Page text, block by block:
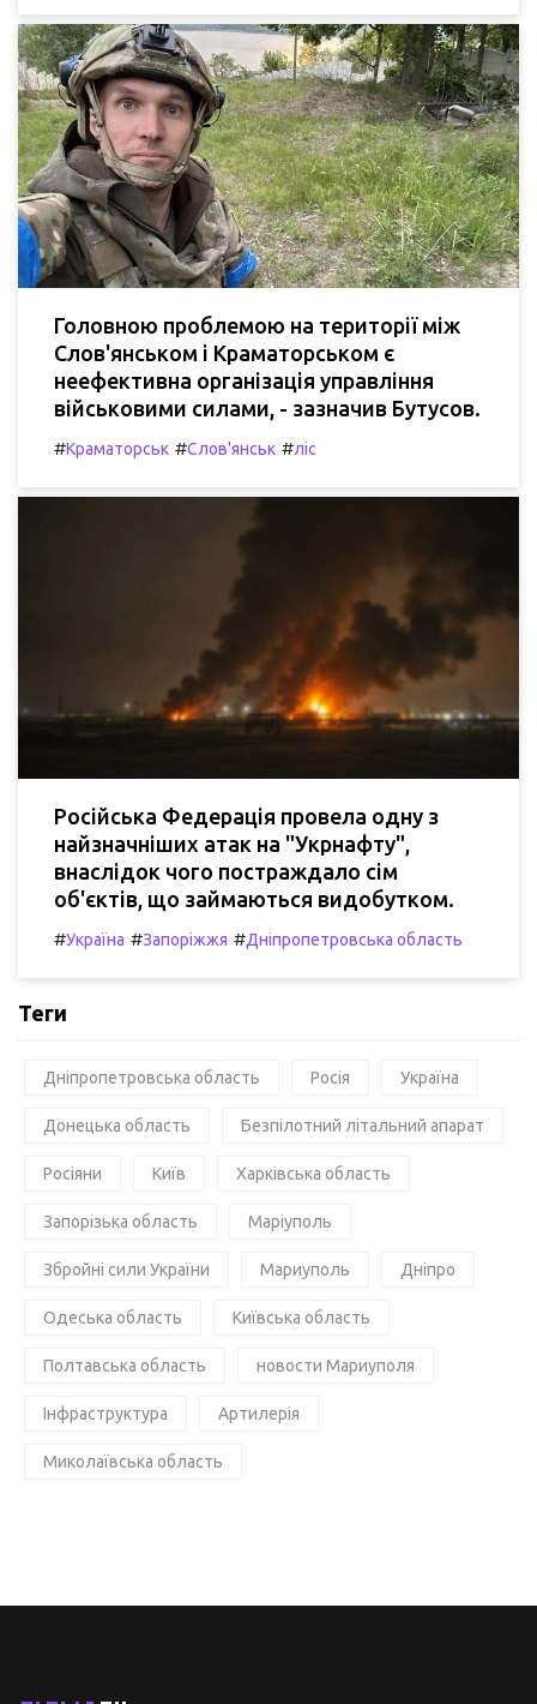
Головною проблемою на території між
Слов'янськом і Краматорськом є
неефективна організація управління
військовими силами, - зазначив Бутусов.
#Краматорськ #Слов'янськ #ліс
Російська Федерація провела одну з
найзначніших атак на "Укрнафту",
внаслідок чого постраждало сім
об'єктів, що займаються видобутком.
#Україна #Запоріжжя #Дніпропетровська область
Теги
Дніпропетровська область Росія Україна
Донецька область Безпілотний літальний апарат
Росіяни Київ Харківська область
Запорізька область Маріуполь
Збройні сили України Мариуполь Дніпро
Одеська область Київська область
Полтавська область новости Мариуполя
Інфраструктура Артилерія
Миколаївська область